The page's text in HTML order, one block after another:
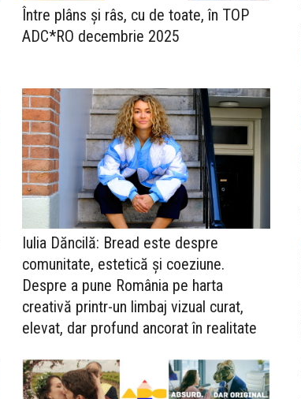
Între plâns și râs, cu de toate, în TOP
ADC*RO decembrie 2025
Iulia Dăncilă: Bread este despre
comunitate, estetică și coeziune.
Despre a pune România pe harta
creativă printr-un limbaj vizual curat,
elevat, dar profund ancorat în realitate